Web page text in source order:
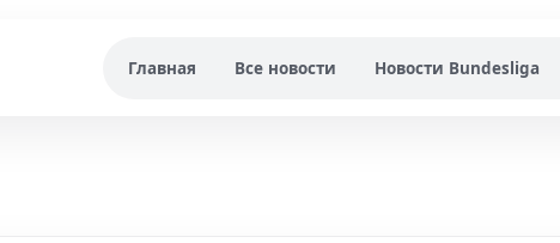
Главная Все новости Новости Bundesliga